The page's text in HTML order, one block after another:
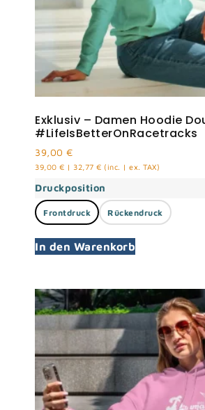
Exklusiv – Damen Hoodie
#LifeIsBetterOnRacetracks
39,00 €
39,00 € | 32,77 € (inc. | ex. TAX)
Druckposition
Frontdruck Rückendruck
In den Warenkorb